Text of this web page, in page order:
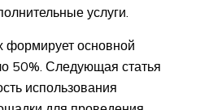
услуги.
формирует основной
50%. Следующая статья
использования